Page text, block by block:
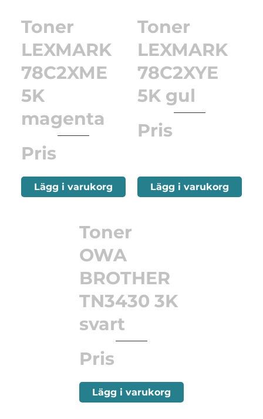
Toner
LEXMARK
78C2XME
5K
magenta
Pris
Lägg i varukorg
Toner
LEXMARK
78C2XYE
5K gul
Pris
Lägg i varukorg
Toner
OWA
BROTHER
TN3430 3K
svart
Pris
Lägg i varukorg